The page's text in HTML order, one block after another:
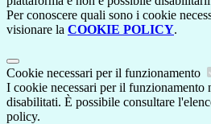
Per conoscere quali sono i cookie
visionare la COOKIE POLICY.
Cookie necessari per il funzionamento
I cookie necessari per il funzionamento
disabilitati. È possibile consultare
policy.